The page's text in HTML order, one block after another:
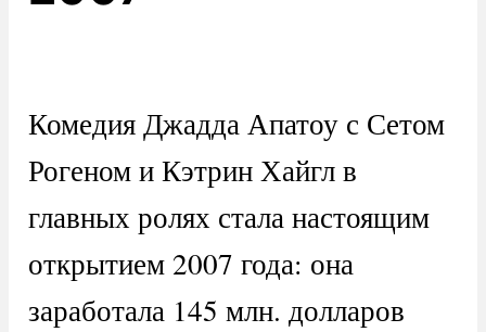
Комедия Джадда Апатоу с Сетом
Рогеном и Кэтрин Хайгл в
главных ролях стала настоящим
открытием 2007 года: она
заработала 145 млн. долларов